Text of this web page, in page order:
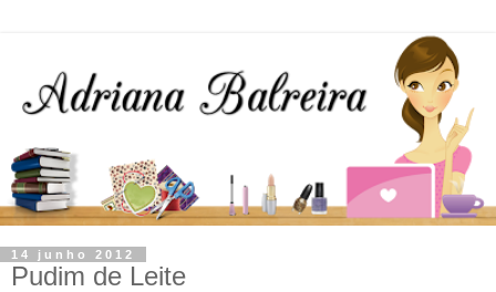
14 junho 2012
Pudim de Leite